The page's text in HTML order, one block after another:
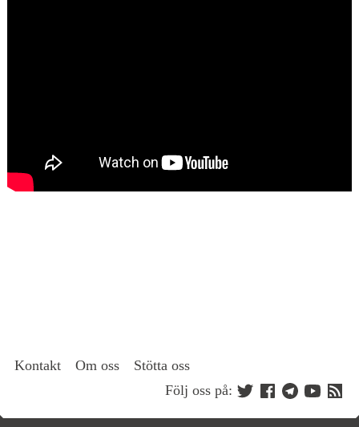
Kontakt Om oss
Stötta oss
Följ oss på: